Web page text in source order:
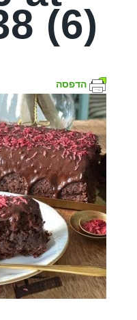
(6)
הדפסה